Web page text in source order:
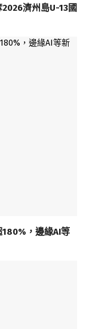
濟州島U-13國
，邊緣AI等